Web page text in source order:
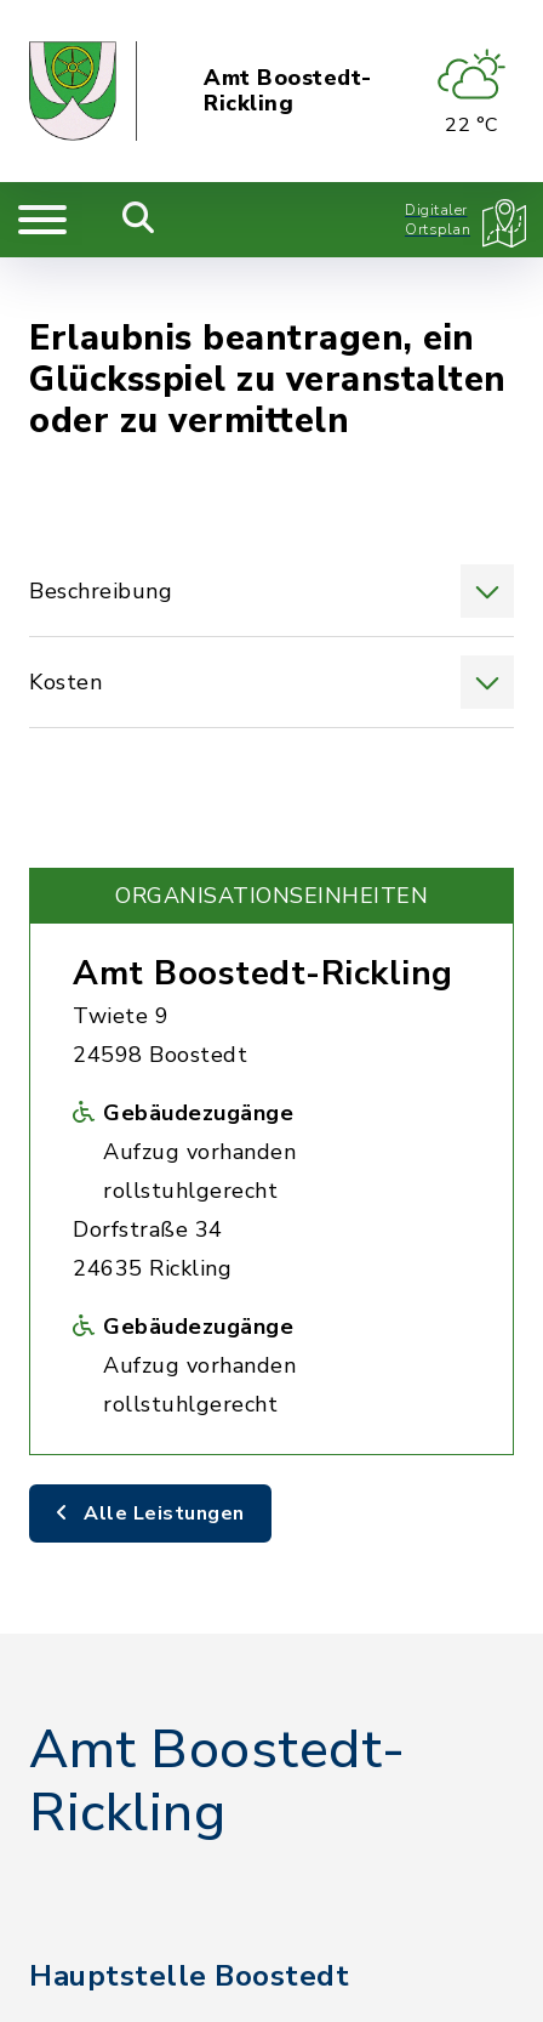
Amt Boostedt-
Rickling
22 °C
Digitaler
Ortsplan
Erlaubnis beantragen, ein
Glücksspiel zu veranstalten
oder zu vermitteln
Beschreibung
Kosten
ORGANISATIONS­EINHEITEN
Amt Boostedt-Rickling
Twiete 9
24598 Boostedt
Gebäudezugänge
Aufzug vorhanden
rollstuhlgerecht
Dorfstraße 34
24635 Rickling
Gebäudezugänge
Aufzug vorhanden
rollstuhlgerecht
Alle Leistungen
Amt Boostedt-
Rickling
Hauptstelle Boostedt